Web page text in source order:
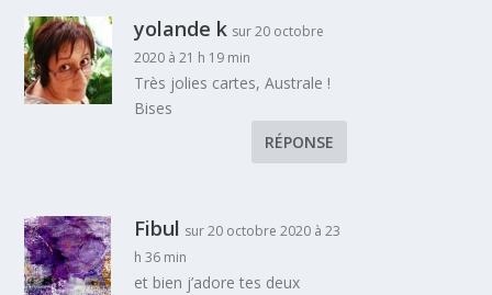
yolande k sur 20 octobre
2020 à 21 h 19 min
Très jolies cartes, Australe !
Bises
RÉPONSE
Fibul sur 20 octobre 2020 à 23
h 36 min
et bien j’adore tes deux